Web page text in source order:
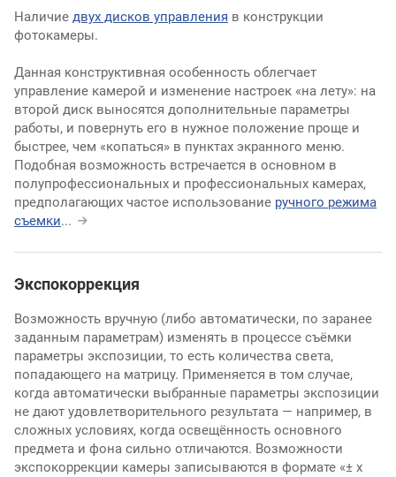
Наличие двух дисков управления в конструкции
фотокамеры.
Данная конструктивная особенность облегчает
управление камерой и изменение настроек «на лету»: на
второй диск выносятся дополнительные параметры
работы, и повернуть его в нужное положение проще и
быстрее, чем «копаться» в пунктах экранного меню.
Подобная возможность встречается в основном в
полупрофессиональных и профессиональных камерах,
предполагающих частое использование ручного режима
съемки...
Экспокоррекция
Возможность вручную (либо автоматически, по заранее
заданным параметрам) изменять в процессе съёмки
параметры экспозиции, то есть количества света,
попадающего на матрицу. Применяется в том случае,
когда автоматически выбранные параметры экспозиции
не дают удовлетворительного результата — например, в
сложных условиях, когда освещённость основного
предмета и фона сильно отличаются. Возможности
экспокоррекции камеры записываются в формате «± x